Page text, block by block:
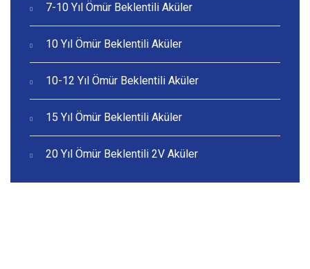
7-10 Yıl Ömür Beklentili Aküler
10 Yıl Ömür Beklentili Aküler
10-12 Yıl Ömür Beklentili Aküler
15 Yıl Ömür Beklentili Aküler
20 Yıl Ömür Beklentili 2V Aküler